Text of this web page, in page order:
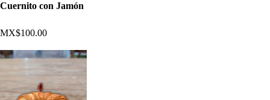
Cuernito con Jamón
MX$100.00